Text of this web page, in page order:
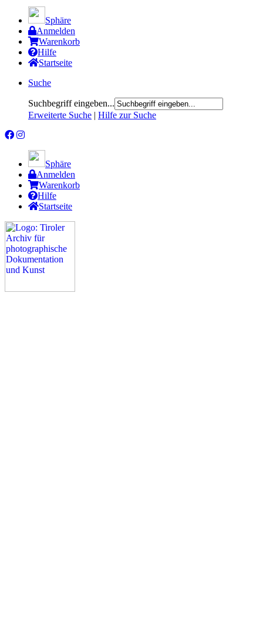
Sphäre
Anmelden
Warenkorb
Hilfe
Startseite
Suche
Suchbegriff eingeben...
Erweiterte Suche | Hilfe zur Suche
Sphäre
Anmelden
Warenkorb
Hilfe
Startseite